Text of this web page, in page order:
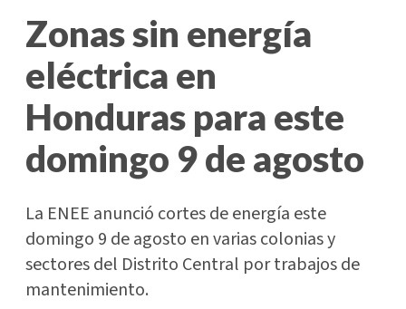
Zonas sin energía
eléctrica en
Honduras para este
domingo 9 de agosto
La ENEE anunció cortes de energía este
domingo 9 de agosto en varias colonias y
sectores del Distrito Central por trabajos de
mantenimiento.